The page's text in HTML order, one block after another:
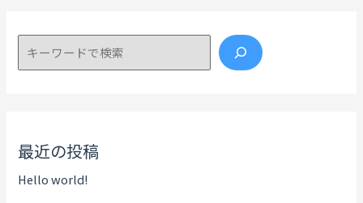
検索
最近の投稿
Hello world!